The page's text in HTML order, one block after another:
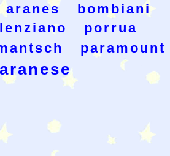
aranes
bombiani
porrua
paramount
aranese